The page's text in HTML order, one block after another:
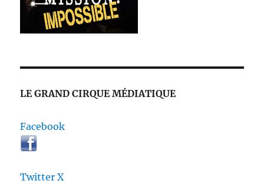
LE GRAND CIRQUE MÉDIATIQUE
Facebook
Twitter X